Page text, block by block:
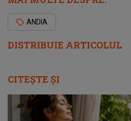
DISTRIBUIE ARTICOLUL
ANDIA
CITEȘTE ȘI